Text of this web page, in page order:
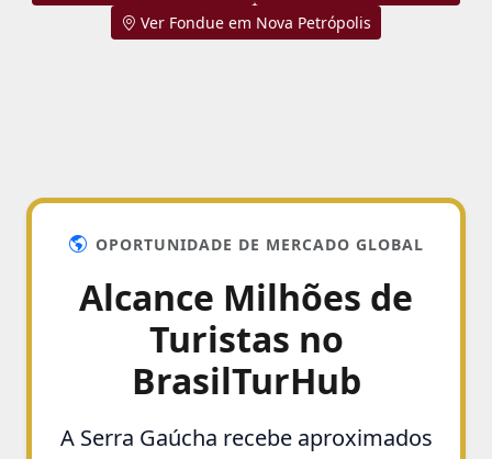
Ver Fondue em Nova Petrópolis
OPORTUNIDADE DE MERCADO GLOBAL
Alcance Milhões de
Turistas no
BrasilTurHub
A Serra Gaúcha recebe aproximados